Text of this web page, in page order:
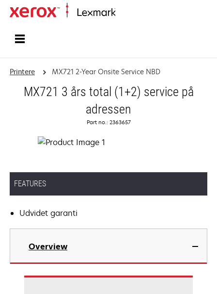
Printere MX721 2-Year Onsite Service NBD
MX721 3 års total (1+2) service på
adressen
Part no.: 2363657
FEATURES
Udvidet garanti
Overview